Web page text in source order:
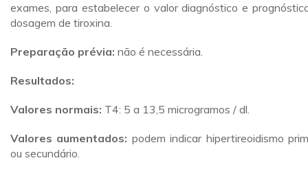
exames, para estabelecer o valor diagnóstico e
dosagem de tiroxina.
Preparação prévia: não é necessária.
Resultados:
Valores normais: T4: 5 a 13,5 microgramos / dl.
Valores aumentados: podem indicar hipertireoidismo
ou secundário.